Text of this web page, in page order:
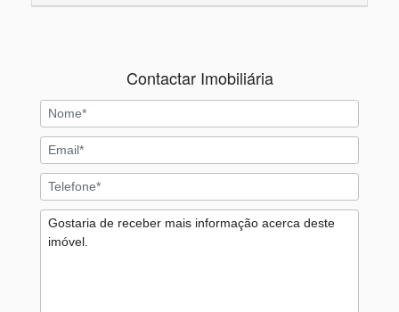
Contactar Imobiliária